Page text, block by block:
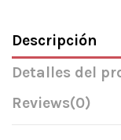
Descripción
Detalles del
Reviews(0)